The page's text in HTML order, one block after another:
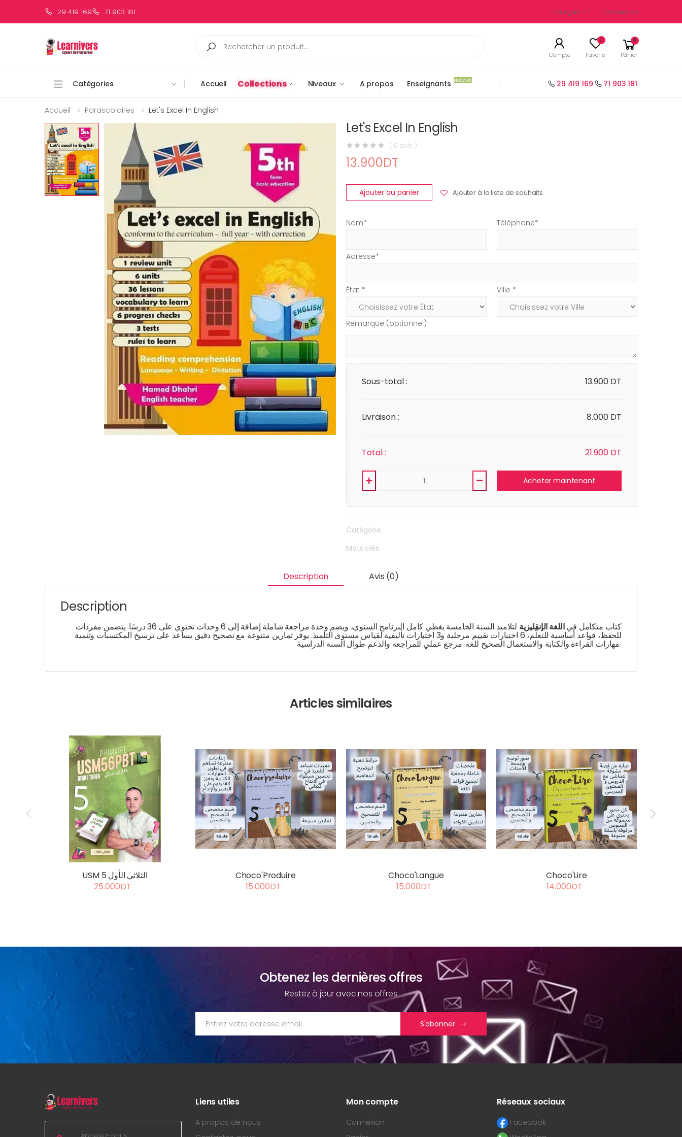
29 419 169 71 903 181 Français Connexion
Compte
0
Favoris
0
Panier
Catégories Accueil Collections Niveaux A propos Enseignants NOUVEAU 29 419 169 71 903 181
Accueil Parascolaires Let's Excel In English
Let's Excel In English
( 0 avis )
13.900DT
Ajouter au panier Ajouter à la liste de souhaits
Nom* Téléphone*
Adresse*
État * Ville *
Remarque (optionnel)
Sous-total : 13.900 DT
Livraison : 8.000 DT
Total : 21.900 DT
Acheter maintenant
Catégorie:
Mots clés:
Description Avis (0)
Description
كتاب متكامل فياللغة الإنقليزية لتلاميذ السنة الخامسة يغطي كامل البرنامج السنوي، ويضم وحدة مراجعة شاملة إضافة إلى 6 وحدات تحتوي على 36 درسًا. يتضمن مفردات
للحفظ، قواعد أساسية للتعلّم، 6 اختبارات تقييم مرحلية و3 اختبارات تأليفية لقياس مستوى التلميذ. يوفر تمارين متنوعة مع تصحيح دقيق يساعد على ترسيخ المكتسبات وتنمية
Articles similaires
USM 5 الثلاثي الأول
25.000DT
Choco'Produire
15.000DT
Choco'Langue
15.000DT
Choco'Lire
14.000DT
Obtenez les dernières offres
Restez à jour avec nos offres
S'abonner
Liens utiles
A propos de nous
Mon compte
Connexion
Réseaux sociaux
Facebook